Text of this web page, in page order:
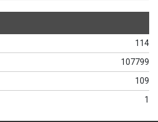
114
107799
109
1